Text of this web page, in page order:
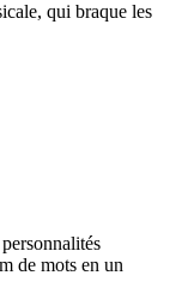
qui braque les
de mots en un